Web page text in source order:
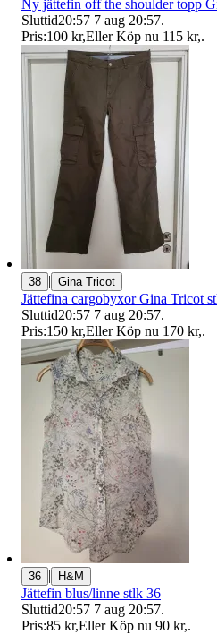
Ny jättefin off the shoulder topp
Sluttid20:57 7 aug 20:57.
Pris:100 kr,Eller Köp nu 115 kr,.
38 | Gina Tricot
Jättefina cargobyxor Gina Tricot
Sluttid20:57 7 aug 20:57.
Pris:150 kr,Eller Köp nu 170 kr,.
36 | H&M
Jättefin blus/linne stlk 36
Sluttid20:57 7 aug 20:57.
Pris:85 kr,Eller Köp nu 90 kr,.